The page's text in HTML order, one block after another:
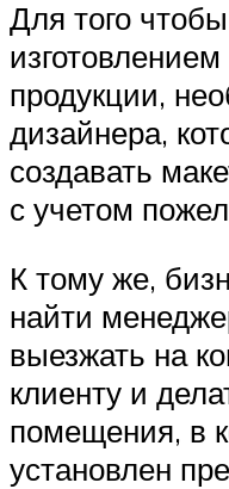
Для того
продукции,
дизайнера,
создавать
с учетом
К тому же,
найти
выезжать на
клиенту и
помещения, в
установлен